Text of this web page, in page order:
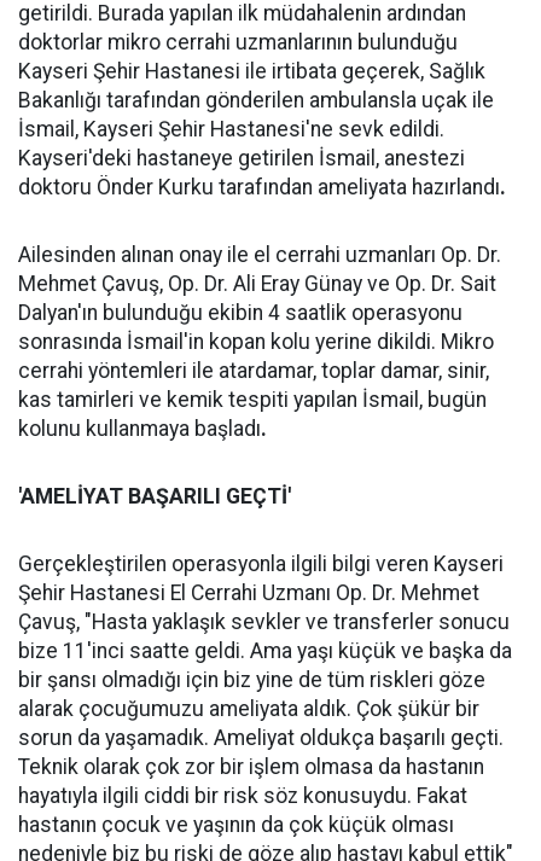
getirildi. Burada yapılan ilk müdahalenin ardından
doktorlar mikro cerrahi uzmanlarının bulunduğu
Kayseri Şehir Hastanesi ile irtibata geçerek, Sağlık
Bakanlığı tarafından gönderilen ambulansla uçak ile
İsmail, Kayseri Şehir Hastanesi'ne sevk edildi.
Kayseri'deki hastaneye getirilen İsmail, anestezi
doktoru Önder Kurku tarafından ameliyata hazırlandı.
Ailesinden alınan onay ile el cerrahi uzmanları Op. Dr.
Mehmet Çavuş, Op. Dr. Ali Eray Günay ve Op. Dr. Sait
Dalyan'ın bulunduğu ekibin 4 saatlik operasyonu
sonrasında İsmail'in kopan kolu yerine dikildi. Mikro
cerrahi yöntemleri ile atardamar, toplar damar, sinir,
kas tamirleri ve kemik tespiti yapılan İsmail, bugün
kolunu kullanmaya başladı.
'AMELİYAT BAŞARILI GEÇTİ'
Gerçekleştirilen operasyonla ilgili bilgi veren Kayseri
Şehir Hastanesi El Cerrahi Uzmanı Op. Dr. Mehmet
Çavuş, "Hasta yaklaşık sevkler ve transferler sonucu
bize 11'inci saatte geldi. Ama yaşı küçük ve başka da
bir şansı olmadığı için biz yine de tüm riskleri göze
alarak çocuğumuzu ameliyata aldık. Çok şükür bir
sorun da yaşamadık. Ameliyat oldukça başarılı geçti.
Teknik olarak çok zor bir işlem olmasa da hastanın
hayatıyla ilgili ciddi bir risk söz konusuydu. Fakat
hastanın çocuk ve yaşının da çok küçük olması
nedeniyle biz bu riski de göze alıp hastayı kabul ettik"